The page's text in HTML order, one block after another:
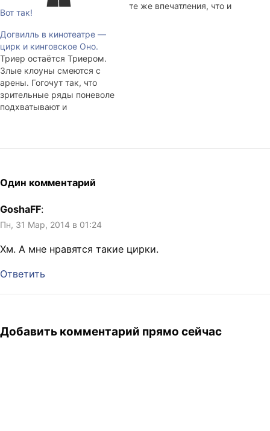
Вот так!
те же впечатления, что и
Догвилль в кинотеатре —
цирк и кинговское Оно.
Триер остаётся Триером.
Злые клоуны смеются с
арены. Гогочут так, что
зрительные ряды поневоле
подхватывают и
Пьеро стреляет из
пистолета в затылок
Арлекино, и зал долю
минуты в оцепенении, но,
смотрите, Пьеро кривит
Один комментарий
GoshaFF:
Пн, 31 Мар, 2014 в 01:24
Хм. А мне нравятся такие цирки.
Ответить
Добавить комментарий прямо сейчас